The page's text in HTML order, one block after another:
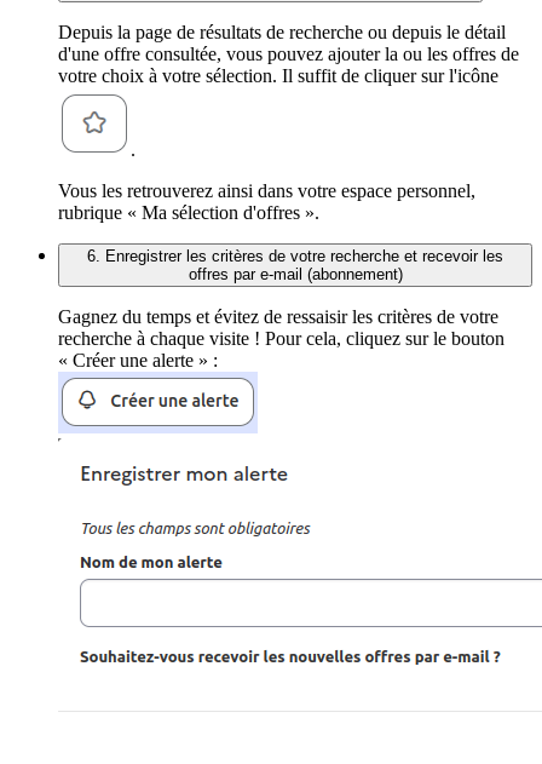
Depuis la page de résultats de recherche ou depuis le détail
d'une offre consultée, vous pouvez ajouter la ou les offres de
votre choix à votre sélection. Il suffit de cliquer sur l'icône
.
Vous les retrouverez ainsi dans votre espace personnel,
rubrique « Ma sélection d'offres ».
6. Enregistrer les critères de votre recherche et recevoir les
offres par e-mail (abonnement)
Gagnez du temps et évitez de ressaisir les critères de votre
recherche à chaque visite ! Pour cela, cliquez sur le bouton
« Créer une alerte » :